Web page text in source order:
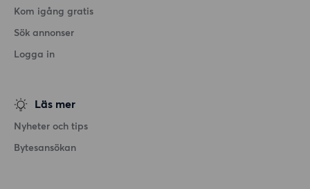
Kom igång gratis
Sök annonser
Logga in
Läs mer
Nyheter och tips
Bytesansökan